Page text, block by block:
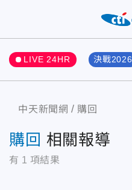
LIVE 24HR 決戰2026
中天新聞網 購回
購回 相關報導
有 1 項結果